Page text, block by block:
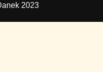
2023